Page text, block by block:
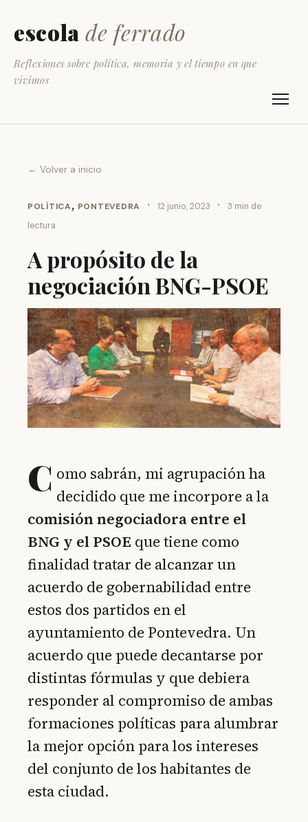
escola de ferrado
Reflexiones sobre política, memoria y el tiempo en que
vivimos
← Volver a inicio
POLÍTICA, PONTEVEDRA · 12 junio, 2023 ·
3 min de
lectura
A propósito de la
negociación BNG-PSOE
C omo sabrán, mi agrupación ha
decidido que me incorpore a la
comisión negociadora entre el
BNG y el PSOE que tiene como
finalidad tratar de alcanzar un
acuerdo de gobernabilidad entre
estos dos partidos en el
ayuntamiento de Pontevedra. Un
acuerdo que puede decantarse por
distintas fórmulas y que debiera
responder al compromiso de ambas
formaciones políticas para alumbrar
la mejor opción para los intereses
del conjunto de los habitantes de
esta ciudad.